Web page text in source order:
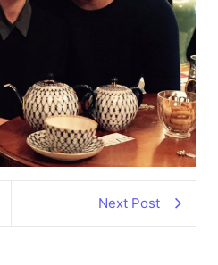
Next Post